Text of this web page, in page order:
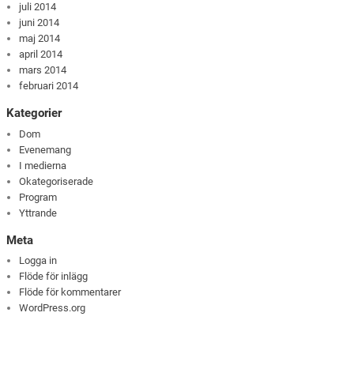
juli 2014
juni 2014
maj 2014
april 2014
mars 2014
februari 2014
Kategorier
Dom
Evenemang
I medierna
Okategoriserade
Program
Yttrande
Meta
Logga in
Flöde för inlägg
Flöde för kommentarer
WordPress.org